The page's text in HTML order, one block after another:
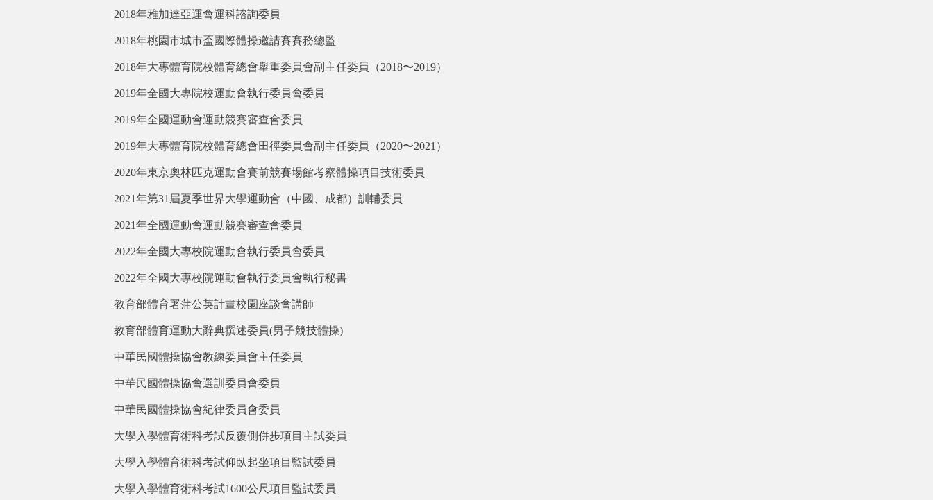
2018年雅加達亞運會運科諮詢委員
2018年桃園市城市盃國際體操邀請賽賽務總監
2018年大專體育院校體育總會舉重委員會副主任委員（2018〜2019）
2019年全國大專院校運動會執行委員會委員
2019年全國運動會運動競賽審查會委員
2019年大專體育院校體育總會田徑委員會副主任委員（2020〜2021 ）
2020年東京奧林匹克運動會賽前競賽場館考察體操項目技術委員
2021年第31屆夏季世界大學運動會（中國、成都）訓輔委員
2021年全國運動會運動競賽審查會委員
2022年全國大專校院運動會執行委員會委員
2022年全國大專校院運動會執行委員會執行秘書
教育部體育署蒲公英計畫校園座談會講師
教育部體育運動大辭典撰述委員(男子競技體操)
中華民國體操協會教練委員會主任委員
中華民國體操協會選訓委員會委員
中華民國體操協會紀律委員會委員
大學入學體育術科考試反覆側併步項目主試委員
大學入學體育術科考試仰臥起坐項目監試委員
大學入學體育術科考試1600公尺項目監試委員